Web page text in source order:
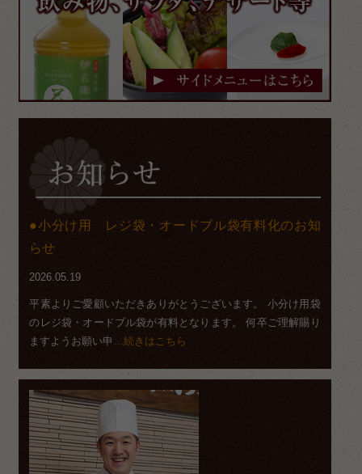
小分け用 レジ袋・オードブル袋有料化のお知
らせ
2026.05.19
平素よりご愛顧いただきありがとうございます。 小分け用袋
のレジ袋・オードブル袋が有料となります。 何卒ご理解賜り
ますようお願い申
…続きはこちら